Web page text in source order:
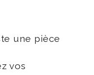
une pièce
vos